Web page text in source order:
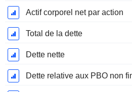
Actif corporel net par action
Total de la dette
Dette nette
Dette relative aux PBO non